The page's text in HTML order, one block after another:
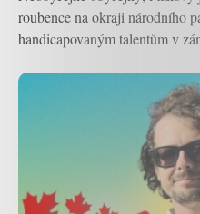
roubence na okraji národního
handicapovaným talentům v